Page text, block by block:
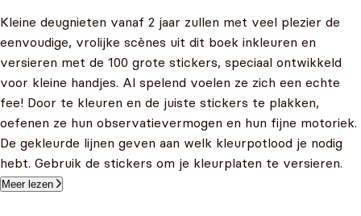
Kleine deugnieten vanaf 2 jaar zullen met veel plezier de
eenvoudige, vrolijke scènes uit dit boek inkleuren en
versieren met de 100 grote stickers, speciaal ontwikkeld
voor kleine handjes. Al spelend voelen ze zich een echte
fee! Door te kleuren en de juiste stickers te plakken,
oefenen ze hun observatievermogen en hun fijne motoriek.
De gekleurde lijnen geven aan welk kleurpotlood je nodig
hebt. Gebruik de stickers om je kleurplaten te versieren.
Meer lezen